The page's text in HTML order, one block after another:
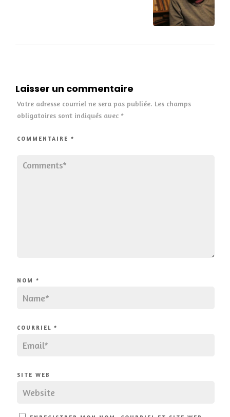
Laisser un commentaire
Votre adresse courriel ne sera pas publiée. Les champs
obligatoires sont indiqués avec *
COMMENTAIRE *
NOM *
COURRIEL *
SITE WEB